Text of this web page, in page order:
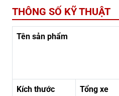
THÔNG SỐ KỸ THUẬT
Tên sản phẩm
Kích thước Tổng xe